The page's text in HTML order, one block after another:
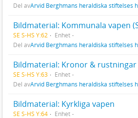
Del avArvid Berghmans heraldiska stiftelses
Bildmaterial: Kommunala vapen
SE S-HS Y:62
Enhet
Del avArvid Berghmans heraldiska stiftelses
Bildmaterial: Kronor & rustningar
SE S-HS Y:63
Enhet
Del avArvid Berghmans heraldiska stiftelses
Bildmaterial: Kyrkliga vapen
SE S-HS Y:64
Enhet